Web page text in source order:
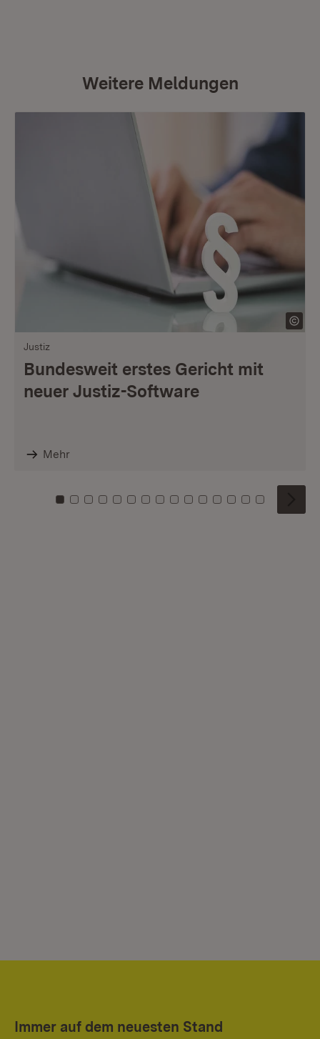
Weitere Meldungen
Justiz
Bundesweit erstes Gericht mit
neuer Justiz-Software
Mehr
Zu Kachel: 0
Zu Kachel: 1
Zu Kachel: 2
Zu Kachel: 3
Zu Kachel: 4
Zu Kachel: 5
Zu Kachel: 6
Zu Kachel: 7
Zu Kachel: 8
Zu Kachel: 9
Zu Kachel: 10
Zu Kachel: 11
Zu Kachel: 12
Zu Kachel:
Zu
Immer auf dem neuesten Stand